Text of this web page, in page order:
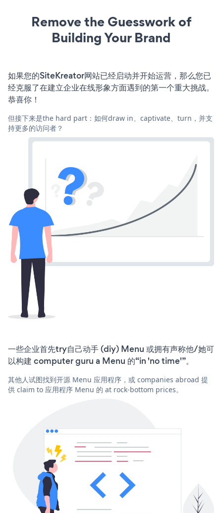
Remove the Guesswork of
Building Your Brand
如果您的SiteKreator网站已经启动并开始运营，那么您已
经克服了在建立企业在线形象方面遇到的第一个重大挑战。
恭喜你！
但接下来是the hard part：如何draw in、captivate、turn，并支
持更多的访问者？
一些企业首先try自己动手 (diy) Menu 或拥有声称他/她可
以构建 computer guru a Menu 的“in 'no time'”。
其他人试图找到开源 Menu 应用程序，或 companies abroad 提
供 claim to 应用程序 Menu 的 at rock-bottom prices。